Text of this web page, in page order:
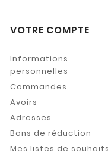
VOTRE COMPTE
Informations
personnelles
Commandes
Avoirs
Adresses
Bons de réduction
Mes listes de souhaits